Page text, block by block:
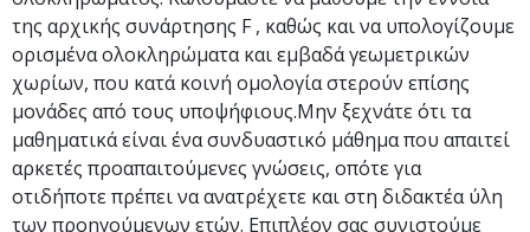
της αρχικής συνάρτησης F , καθώς και να υπολογίζουμε
ορισμένα ολοκληρώματα και εμβαδά γεωμετρικών
χωρίων, που κατά κοινή ομολογία στερούν επίσης
μονάδες από τους υποψήφιους.Μην ξεχνάτε ότι τα
μαθηματικά είναι ένα συνδυαστικό μάθημα που απαιτεί
αρκετές προαπαιτούμενες γνώσεις, οπότε για
οτιδήποτε πρέπει να ανατρέχετε και στη διδακτέα ύλη
των προηγούμενων ετών. Επιπλέον σας συνιστούμε